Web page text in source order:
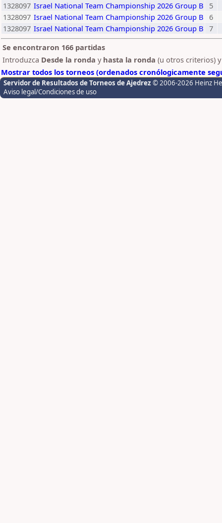
1328097 Israel National Team Championship 2026 Group B
5
1328097 Israel National Team Championship 2026 Group B
6
1328097 Israel National Team Championship 2026 Group B
7
Se encontraron 166 partidas
Introduzca Desde la ronda y hasta la ronda (u otros criterios)
Mostrar todos los torneos (ordenados cronólogicamente
Servidor de Resultados de Torneos de Ajedrez © 2006-2026 Heinz
Aviso legal/Condiciones de uso